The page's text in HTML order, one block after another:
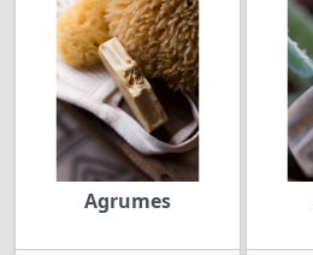
Agrumes